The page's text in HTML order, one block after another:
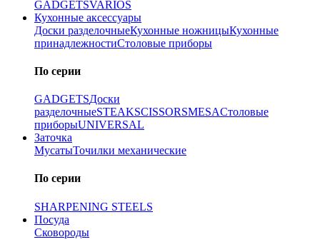
GADGETSVARIOS
Кухонные аксессуары
Доски разделочныеКухонные ножницыКухонные
принадлежностиСтоловые приборы
По серии
GADGETSДоски
разделочныеSTEAKSCISSORSMESAСтоловые
приборыUNIVERSAL
Заточка
МусатыТочилки механические
По серии
SHARPENING STEELS
Посуда
Сковороды